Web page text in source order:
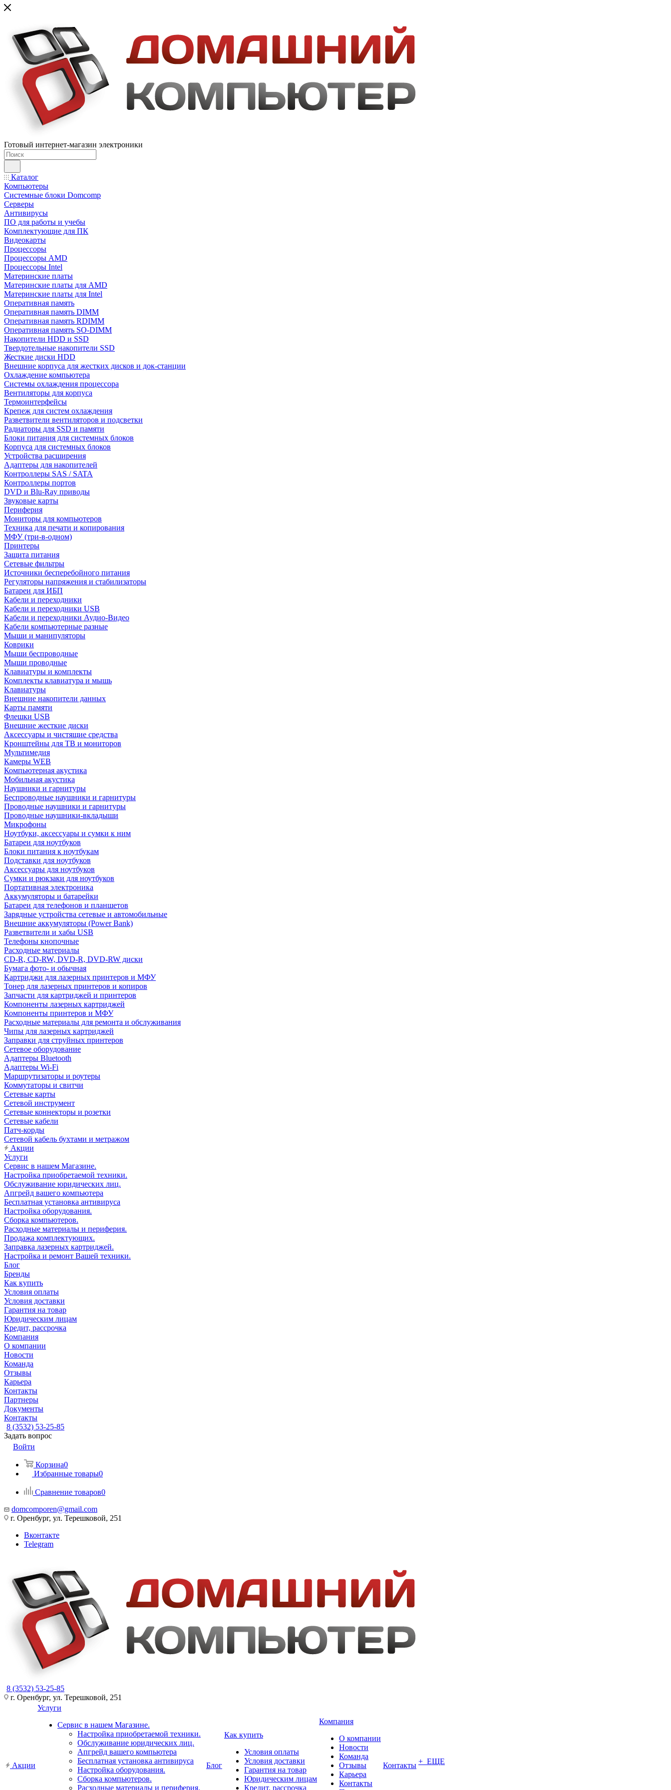
Готовый интернет-магазин электроники
Каталог
Компьютеры
Системные блоки Domcomp
Серверы
Антивирусы
ПО для работы и учебы
Комплектующие для ПК
Видеокарты
Процессоры
Процессоры AMD
Процессоры Intel
Материнские платы
Материнские платы для AMD
Материнские платы для Intel
Оперативная память
Оперативная память DIMM
Оперативная память RDIMM
Оперативная память SO-DIMM
Накопители HDD и SSD
Твердотельные накопители SSD
Жесткие диски HDD
Внешние корпуса для жестких дисков и док-станции
Охлаждение компьютера
Системы охлаждения процессора
Вентиляторы для корпуса
Термоинтерфейсы
Крепеж для систем охлаждения
Разветвители вентиляторов и подсветки
Радиаторы для SSD и памяти
Блоки питания для системных блоков
Корпуса для системных блоков
Устройства расширения
Адаптеры для накопителей
Контроллеры SAS / SATA
Контроллеры портов
DVD и Blu-Ray приводы
Звуковые карты
Периферия
Мониторы для компьютеров
Техника для печати и копирования
МФУ (три-в-одном)
Принтеры
Защита питания
Сетевые фильтры
Источники бесперебойного питания
Регуляторы напряжения и стабилизаторы
Батареи для ИБП
Кабели и переходники
Кабели и переходники USB
Кабели и переходники Аудио-Видео
Кабели компьютерные разные
Мыши и манипуляторы
Коврики
Мыши беспроводные
Мыши проводные
Клавиатуры и комплекты
Комплекты клавиатура и мышь
Клавиатуры
Внешние накопители данных
Карты памяти
Флешки USB
Внешние жесткие диски
Аксессуары и чистящие средства
Кронштейны для ТВ и мониторов
Мультимедия
Камеры WEB
Компьютерная акустика
Мобильная акустика
Наушники и гарнитуры
Беспроводные наушники и гарнитуры
Проводные наушники и гарнитуры
Проводные наушники-вкладыши
Микрофоны
Ноутбуки, аксессуары и сумки к ним
Батареи для ноутбуков
Блоки питания к ноутбукам
Подставки для ноутбуков
Аксессуары для ноутбуков
Сумки и рюкзаки для ноутбуков
Портативная электроника
Аккумуляторы и батарейки
Батареи для телефонов и планшетов
Зарядные устройства сетевые и автомобильные
Внешние аккумуляторы (Power Bank)
Разветвители и хабы USB
Телефоны кнопочные
Расходные материалы
CD-R, CD-RW, DVD-R, DVD-RW диски
Бумага фото- и обычная
Картриджи для лазерных принтеров и МФУ
Тонер для лазерных принтеров и копиров
Запчасти для картриджей и принтеров
Компоненты лазерных картриджей
Компоненты принтеров и МФУ
Расходные материалы для ремонта и обслуживания
Чипы для лазерных картриджей
Заправки для струйных принтеров
Сетевое оборудование
Адаптеры Bluetooth
Адаптеры Wi-Fi
Маршрутизаторы и роутеры
Коммутаторы и свитчи
Сетевые карты
Сетевой инструмент
Сетевые коннекторы и розетки
Сетевые кабели
Патч-корды
Сетевой кабель бухтами и метражом
Акции
Услуги
Сервис в нашем Магазине.
Настройка приобретаемой техники.
Обслуживание юридических лиц.
Апгрейд вашего компьютера
Бесплатная установка антивируса
Настройка оборудования.
Сборка компьютеров.
Расходные материалы и периферия.
Продажа комплектующих.
Заправка лазерных картриджей.
Настройка и ремонт Вашей техники.
Блог
Бренды
Как купить
Условия оплаты
Условия доставки
Гарантия на товар
Юридическим лицам
Кредит, рассрочка
Компания
О компании
Новости
Команда
Отзывы
Карьера
Контакты
Партнеры
Документы
Контакты
8 (3532) 53-25-85
Задать вопрос
Войти
Корзина0
Избранные товары0
Сравнение товаров0
domcomporen@gmail.com
г. Оренбург, ул. Терешковой, 251
Вконтакте
Telegram
8 (3532) 53-25-85
г. Оренбург, ул. Терешковой, 251
Акции
Услуги
Сервис в нашем Магазине.
Настройка приобретаемой техники.
Обслуживание юридических лиц.
Апгрейд вашего компьютера
Бесплатная установка антивируса
Настройка оборудования.
Сборка компьютеров.
Расходные материалы и периферия.
Блог
Как купить
Условия оплаты
Условия доставки
Гарантия на товар
Юридическим лицам
Кредит, рассрочка
Компания
О компании
Новости
Команда
Отзывы
Карьера
Контакты
Контакты + ЕЩЕ